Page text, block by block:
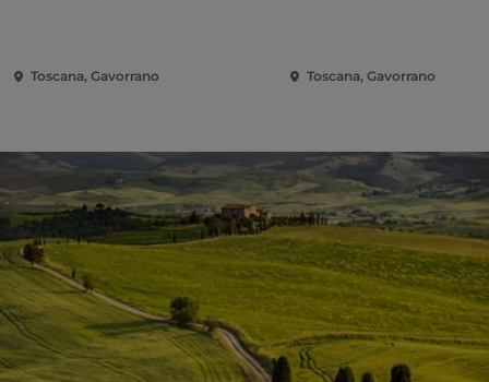
Toscana, Gavorrano Toscana, Gavorrano